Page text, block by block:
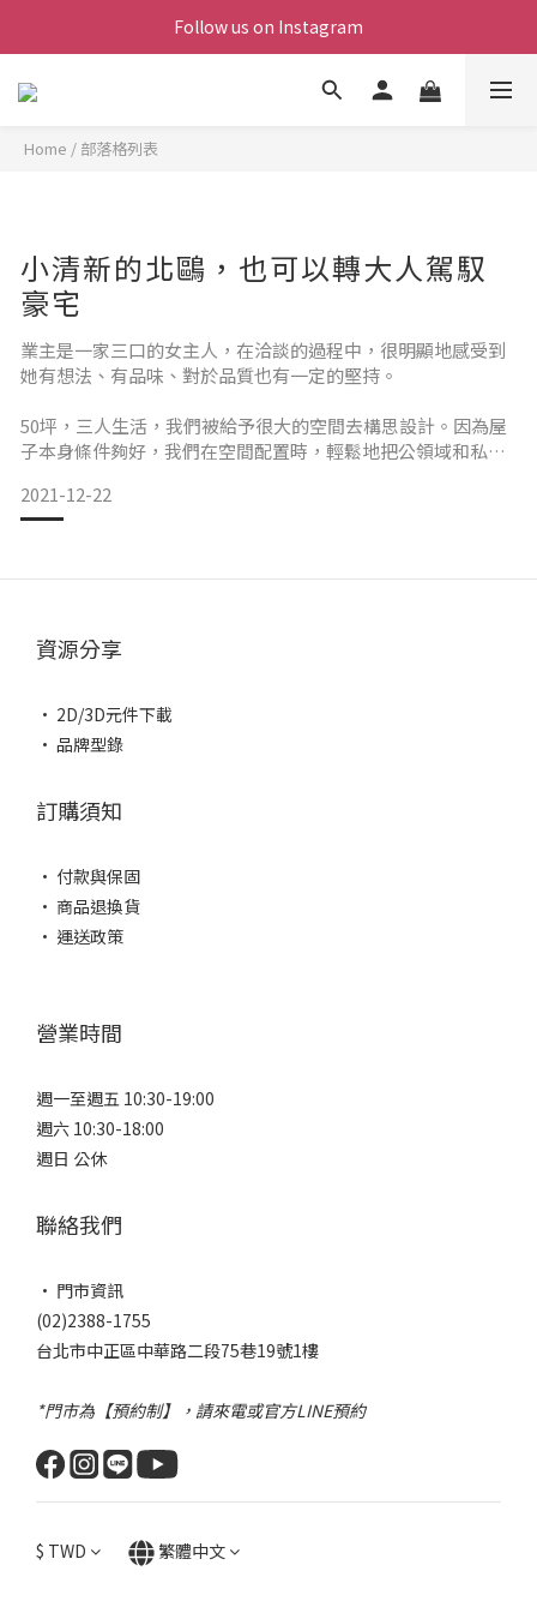
Follow us on Instagram
Home / 部落格列表
小清新的北鷗，也可以轉大人駕馭
豪宅
業主是一家三口的女主人，在洽談的過程中，很明顯地感受到
她有想法、有品味、對於品質也有一定的堅持。
50坪，三人生活，我們被給予很大的空間去構思設計。因為屋
子本身條件夠好，我們在空間配置時，輕鬆地把公領域和私區
光最好，動線最順暢的空間。
義大利進口 CESAR中島，原汁原味飄洋過海， FENIX 奈米板
材的水槽，像是工藝品般地矗立C位，成為矚目的焦點，而橡木
圓形吧檯桌
2021-12-22
資源分享
• 2D/3D元件下載
• 品牌型錄
訂購須知
• 付款與保固
• 商品退換貨
• 運送政策
營業時間
週一至週五 10:30-19:00
週六 10:30-18:00
週日 公休
聯絡我們
• 門市資訊
(02)2388-1755
台北市中正區中華路二段75巷19號1樓
*門市為【預約制】，請來電或官方LINE預約
$ TWD 繁體中文